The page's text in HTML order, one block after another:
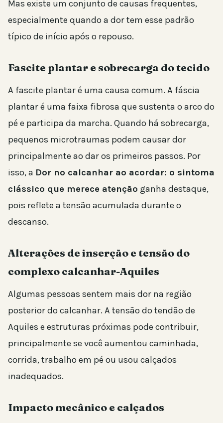
Mas existe um conjunto de causas frequentes,
especialmente quando a dor tem esse padrão
típico de início após o repouso.
Fascite plantar e sobrecarga do tecido
A fascite plantar é uma causa comum. A fáscia
plantar é uma faixa fibrosa que sustenta o arco do
pé e participa da marcha. Quando há sobrecarga,
pequenos microtraumas podem causar dor
principalmente ao dar os primeiros passos. Por
isso, a Dor no calcanhar ao acordar: o sintoma
clássico que merece atenção ganha destaque,
pois reflete a tensão acumulada durante o
descanso.
Alterações de inserção e tensão do
complexo calcanhar-Aquiles
Algumas pessoas sentem mais dor na região
posterior do calcanhar. A tensão do tendão de
Aquiles e estruturas próximas pode contribuir,
principalmente se você aumentou caminhada,
corrida, trabalho em pé ou usou calçados
inadequados.
Impacto mecânico e calçados